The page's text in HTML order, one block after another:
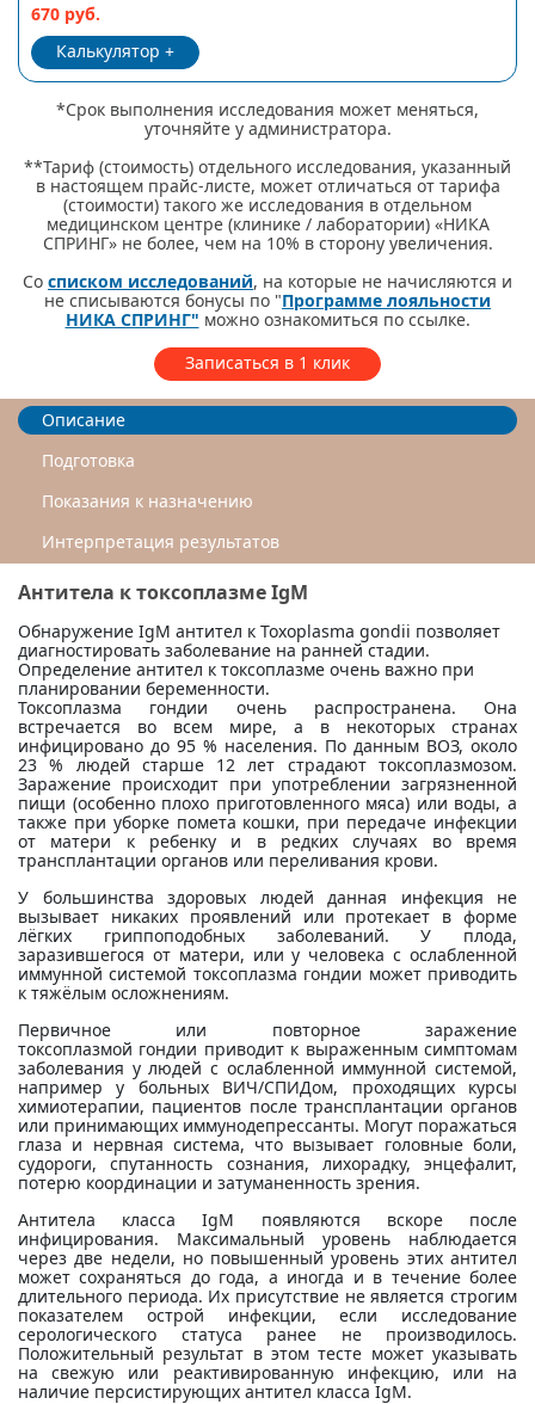
670 руб.
Калькулятор
*Срок выполнения исследования может меняться,
уточняйте у администратора.
**Тариф (стоимость) отдельного исследования, указанный
в настоящем прайс-листе, может отличаться от тарифа
(стоимости) такого же исследования в отдельном
медицинском центре (клинике / лаборатории) «НИКА
СПРИНГ» не более, чем на 10% в сторону увеличения.
Со списком исследований, на которые не начисляются и
не списываются бонусы по "Программе лояльности
НИКА СПРИНГ" можно ознакомиться по ссылке.
Записаться в 1 клик
Описание
Подготовка
Показания к назначению
Интерпретация результатов
Антитела к токсоплазме IgM
Обнаружение IgM антител к Toxoplasma gondii позволяет
диагностировать заболевание на ранней стадии.
Определение антител к токсоплазме очень важно при
планировании беременности.
Токсоплазма гондии очень распространена. Она
встречается во всем мире, а в некоторых странах
инфицировано до 95 % населения. По данным ВОЗ, около
23 % людей старше 12 лет страдают токсоплазмозом.
Заражение происходит при употреблении загрязненной
пищи (особенно плохо приготовленного мяса) или воды, а
также при уборке помета кошки, при передаче инфекции
от матери к ребенку и в редких случаях во время
трансплантации органов или переливания крови.
У большинства здоровых людей данная инфекция не
вызывает никаких проявлений или протекает в форме
лёгких гриппоподобных заболеваний. У плода,
заразившегося от матери, или у человека с ослабленной
иммунной системой токсоплазма гондии может приводить
к тяжёлым осложнениям.
Первичное или повторное заражение
токсоплазмой гондии приводит к выраженным симптомам
заболевания у людей с ослабленной иммунной системой,
например у больных ВИЧ/СПИДом, проходящих курсы
химиотерапии, пациентов после трансплантации органов
или принимающих иммунодепрессанты. Могут поражаться
глаза и нервная система, что вызывает головные боли,
судороги, спутанность сознания, лихорадку, энцефалит,
потерю координации и затуманенность зрения.
Антитела класса IgM появляются вскоре после
инфицирования. Максимальный уровень наблюдается
через две недели, но повышенный уровень этих антител
может сохраняться до года, а иногда и в течение более
длительного периода. Их присутствие не является строгим
показателем острой инфекции, если исследование
серологического статуса ранее не производилось.
Положительный результат в этом тесте может указывать
на свежую или реактивированную инфекцию, или на
наличие персистирующих антител класса IgM.